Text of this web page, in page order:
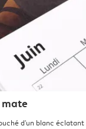
d'un blanc